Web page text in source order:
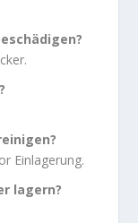
Einlagerung.
lagern?